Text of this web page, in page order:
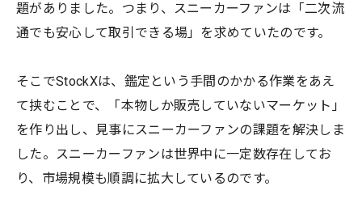
題がありました。つまり、スニーカーファンは「二次流
通でも安心して取引できる場」を求めていたのです。
そこでStockXは、鑑定という手間のかかる作業をあえ
て挟むことで、「本物しか販売していないマーケット」
を作り出し、見事にスニーカーファンの課題を解決しま
した。スニーカーファンは世界中に一定数存在してお
り、市場規模も順調に拡大しているのです。